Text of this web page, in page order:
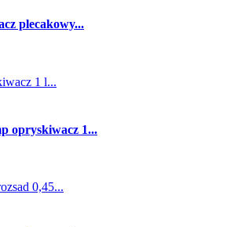
plecakowy...
opryskiwacz 1...